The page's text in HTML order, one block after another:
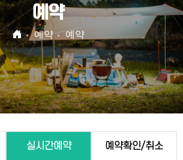
예약
예약 예약
실시간예약 예약확인/취소